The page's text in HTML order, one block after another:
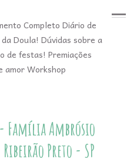
menu
Completo Diário de
Doula! Dúvidas sobre a
de festas! Premiações
amorWorkshop
Família Ambrósio
Preto - SP